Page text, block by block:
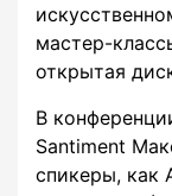
мастер-
открытая
В
Santiment
спикеры, как